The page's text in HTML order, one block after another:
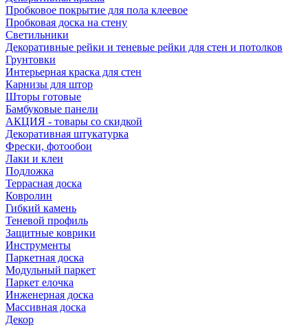
Пробковое покрытие для пола клеевое
Пробковая доска на стену
Светильники
Декоративные рейки и теневые рейки для стен и потолков
Грунтовки
Интерьерная краска для стен
Карнизы для штор
Шторы готовые
Бамбуковые панели
АКЦИЯ - товары со скидкой
Декоративная штукатурка
Фрески, фотообои
Лаки и клеи
Подложка
Террасная доска
Ковролин
Гибкий камень
Теневой профиль
Защитные коврики
Инструменты
Паркетная доска
Модульный паркет
Паркет елочка
Инженерная доска
Массивная доска
Декор